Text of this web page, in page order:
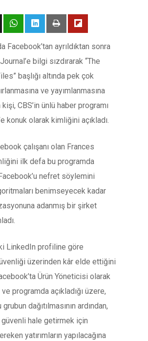
Facebook’tan ayrıldıktan sonra
bilgi sızdırarak “The
başlığı altında pek çok
ve yayımlanmasına
CBS’in ünlü haber programı
konuk olarak kimliğini açıkladı.
çalışanı olan Frances
ilk defa bu programda
nefret söylemini
benimseyecek kadar
adanmış bir şirket
LinkedIn profiline göre
üzerinden kâr elde ettiğini
Ürün Yöneticisi olarak
programda açıkladığı üzere,
dağıtılmasının ardından,
güvenli hale getirmek için
yatırımların yapılacağına